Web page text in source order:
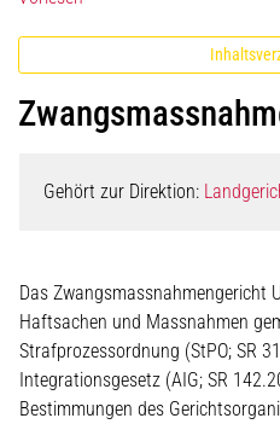
Gehört zur Direktion:
Das Zwangsmassnahmengericht
Haftsachen und Massnahmen
Strafprozessordnung (StPO; SR
Integrationsgesetz (AIG; SR
Bestimmungen des